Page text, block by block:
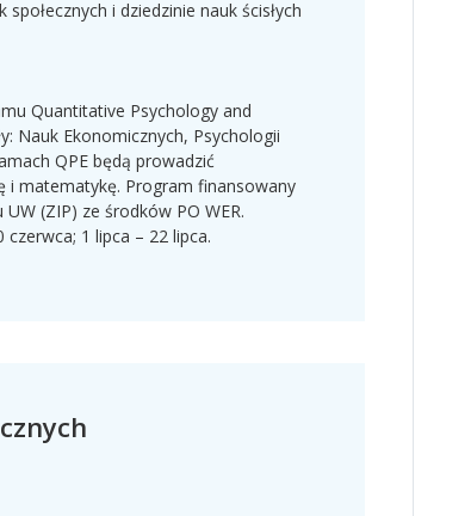
i dziedzinie nauk ścisłych
Quantitative Psychology and
Nauk Ekonomicznych, Psychologii
QPE będą prowadzić
i matematykę. Program finansowany
(ZIP) ze środków PO WER.
czerwca; 1 lipca – 22 lipca.